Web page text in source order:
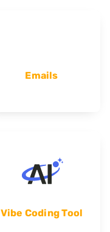
Emails
Vibe Coding Tool